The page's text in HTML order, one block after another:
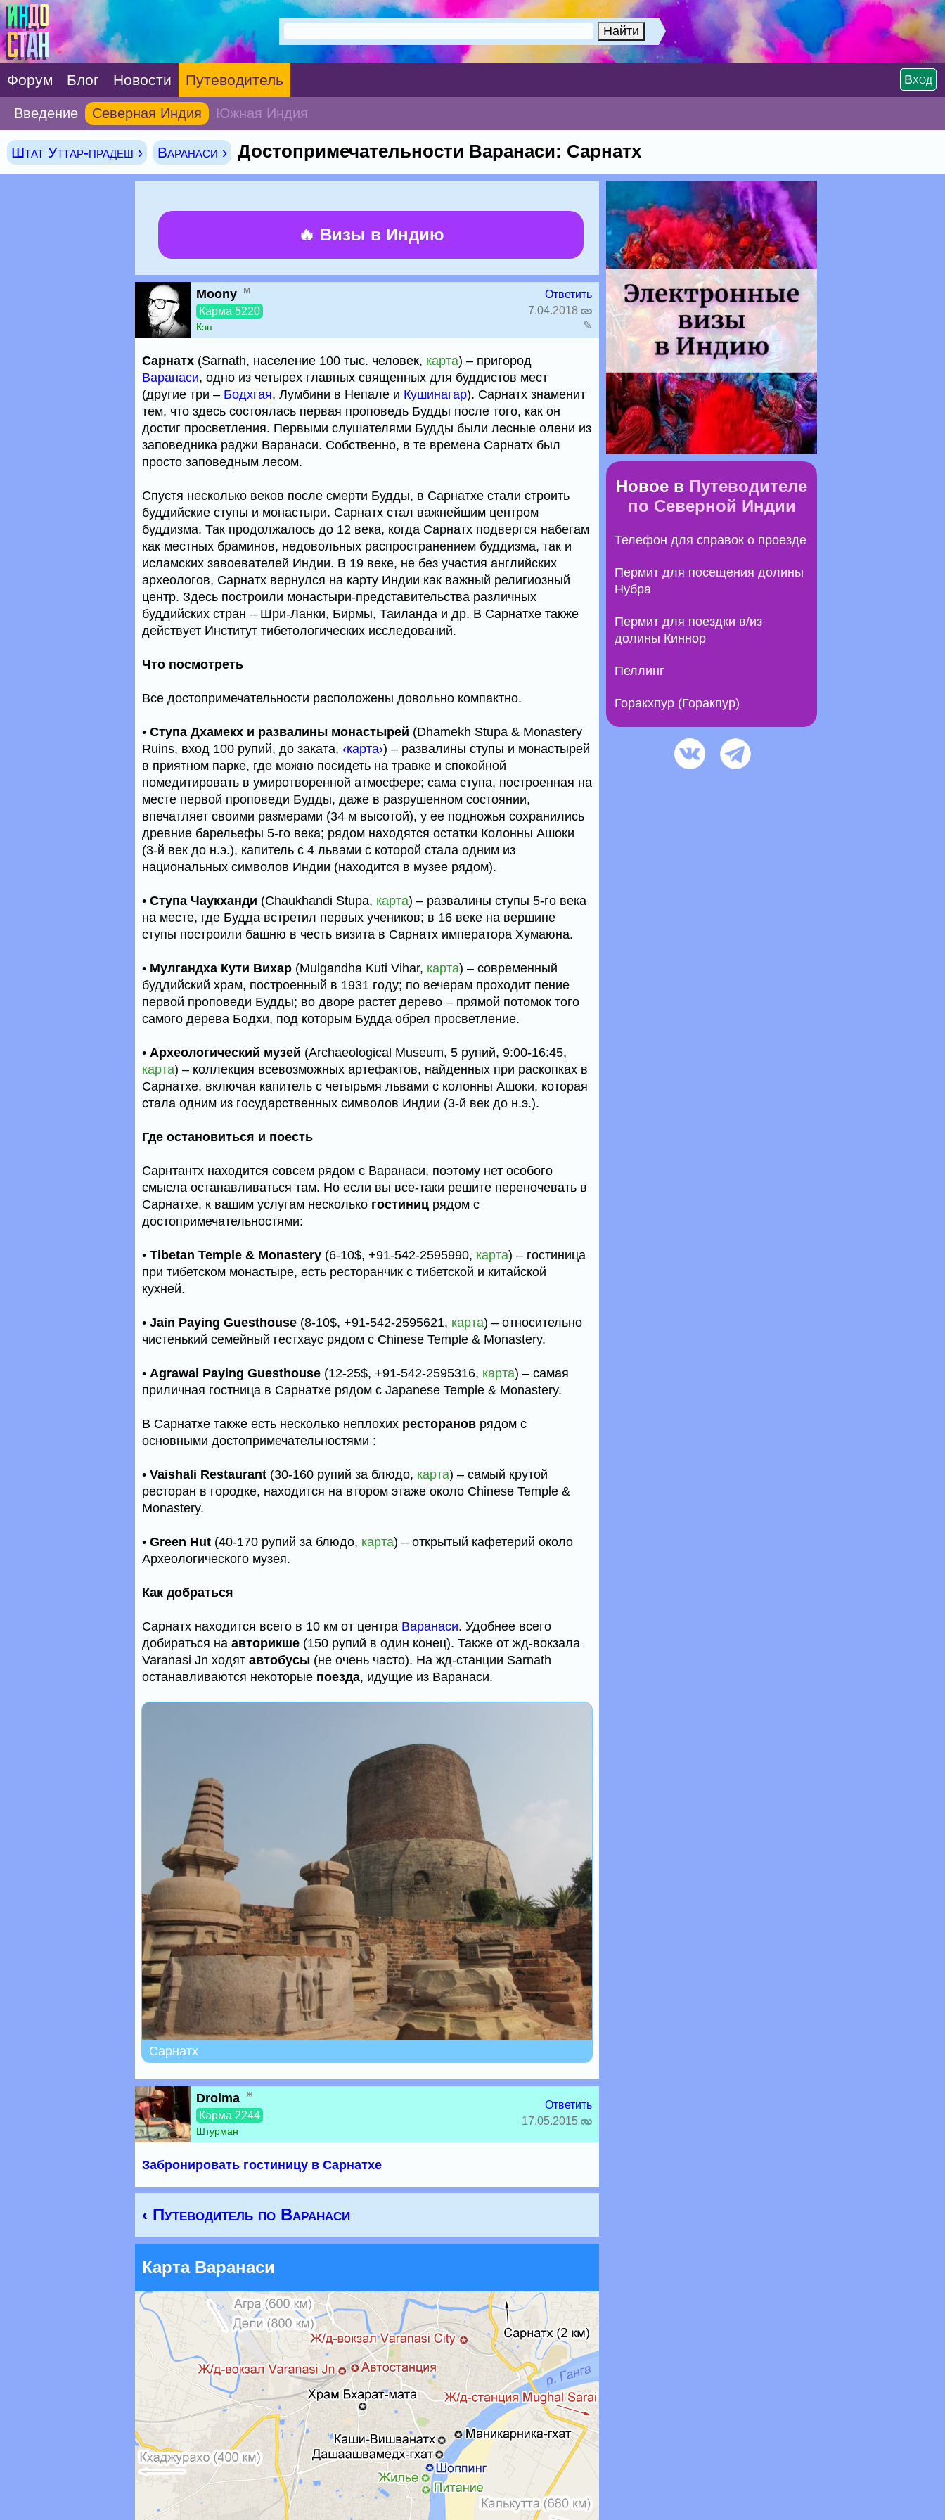
Форум Блог Новости Путеводитель Вход
Введение Северная Индия Южная Индия
Штат Уттар-прадеш › Варанаси › Достопримечательности Варанаси: Сарнатх
🔥 Визы в Индию
Moony м
Карма 5220
Кэп
Ответить
7.04.2018
✎
Сарнатх (Sarnath, население 100 тыс. человек, карта) – пригород
Варанаси, одно из четырех главных священных для буддистов мест
(другие три – Бодхгая, Лумбини в Непале и Кушинагар). Сарнатх знаменит
тем, что здесь состоялась первая проповедь Будды после того, как он
достиг просветления. Первыми слушателями Будды были лесные олени из
заповедника раджи Варанаси. Собственно, в те времена Сарнатх был
просто заповедным лесом.
Спустя несколько веков после смерти Будды, в Сарнатхе стали строить
буддийские ступы и монастыри. Сарнатх стал важнейшим центром
буддизма. Так продолжалось до 12 века, когда Сарнатх подвергся набегам
как местных браминов, недовольных распространением буддизма, так и
исламских завоевателей Индии. В 19 веке, не без участия английских
археологов, Сарнатх вернулся на карту Индии как важный религиозный
центр. Здесь построили монастыри-представительства различных
буддийских стран – Шри-Ланки, Бирмы, Таиланда и др. В Сарнатхе также
действует Институт тибетологических исследований.
Что посмотреть
Все достопримечательности расположены довольно компактно.
• Ступа Дхамекх и развалины монастырей (Dhamekh Stupa & Monastery
Ruins, вход 100 рупий, до заката, ‹карта›) – развалины ступы и монастырей
в приятном парке, где можно посидеть на травке и спокойной
помедитировать в умиротворенной атмосфере; сама ступа, построенная на
месте первой проповеди Будды, даже в разрушенном состоянии,
впечатляет своими размерами (34 м высотой), у ее подножья сохранились
древние барельефы 5-го века; рядом находятся остатки Колонны Ашоки
(3-й век до н.э.), капитель с 4 львами с которой стала одним из
национальных символов Индии (находится в музее рядом).
• Ступа Чаукханди (Chaukhandi Stupa, карта) – развалины ступы 5-го века
на месте, где Будда встретил первых учеников; в 16 веке на вершине
ступы построили башню в честь визита в Сарнатх императора Хумаюна.
• Мулгандха Кути Вихар (Mulgandha Kuti Vihar, карта) – современный
буддийский храм, построенный в 1931 году; по вечерам проходит пение
первой проповеди Будды; во дворе растет дерево – прямой потомок того
самого дерева Бодхи, под которым Будда обрел просветление.
• Археологический музей (Archaeological Museum, 5 рупий, 9:00-16:45,
карта) – коллекция всевозможных артефактов, найденных при раскопках в
Сарнатхе, включая капитель с четырьмя львами с колонны Ашоки, которая
стала одним из государственных символов Индии (3-й век до н.э.).
Где остановиться и поесть
Сарнтантх находится совсем рядом с Варанаси, поэтому нет особого
смысла останавливаться там. Но если вы все-таки решите переночевать в
Сарнатхе, к вашим услугам несколько гостиниц рядом с
достопримечательностями:
• Tibetan Temple & Monastery (6-10$, +91-542-2595990, карта) – гостиница
при тибетском монастыре, есть ресторанчик с тибетской и китайской
кухней.
• Jain Paying Guesthouse (8-10$, +91-542-2595621, карта) – относительно
чистенький семейный гестхаус рядом с Chinese Temple & Monastery.
• Agrawal Paying Guesthouse (12-25$, +91-542-2595316, карта) – самая
приличная гостница в Сарнатхе рядом с Japanese Temple & Monastery.
В Сарнатхе также есть несколько неплохих ресторанов рядом с
основными достопримечательностями :
• Vaishali Restaurant (30-160 рупий за блюдо, карта) – самый крутой
ресторан в городке, находится на втором этаже около Chinese Temple &
Monastery.
• Green Hut (40-170 рупий за блюдо, карта) – открытый кафетерий около
Археологического музея.
Как добраться
Сарнатх находится всего в 10 км от центра Варанаси. Удобнее всего
добираться на авторикше (150 рупий в один конец). Также от жд-вокзала
Varanasi Jn ходят автобусы (не очень часто). На жд-станции Sarnath
останавливаются некоторые поезда, идущие из Варанаси.
Сарнатх
Drolma ж
Карма 2244
Штурман
Ответить
17.05.2015
Забронировать гостиницу в Сарнатхе
‹ Путеводитель по Варанаси
Карта Варанаси
Новое в Путеводителе
по Северной Индии
Телефон для справок о проезде
Пермит для посещения долины
Нубра
Пермит для поездки в/из
долины Киннор
Пеллинг
Горакхпур (Горакпур)